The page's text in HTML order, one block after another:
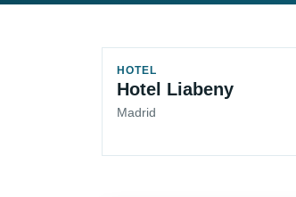
HOTEL
Hotel Liabeny
Madrid